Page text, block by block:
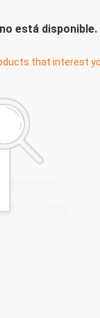
está disponible.
that interest